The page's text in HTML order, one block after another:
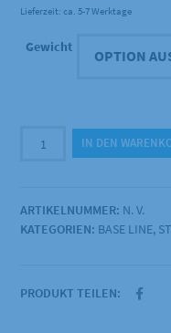
Lieferzeit: ca. 5-7 Werktage
Gewicht
Starhorse
Menge
IN DEN
ARTIKELNUMMER: N. V.
KATEGORIEN: BASE LINE,
PRODUKT TEILEN: